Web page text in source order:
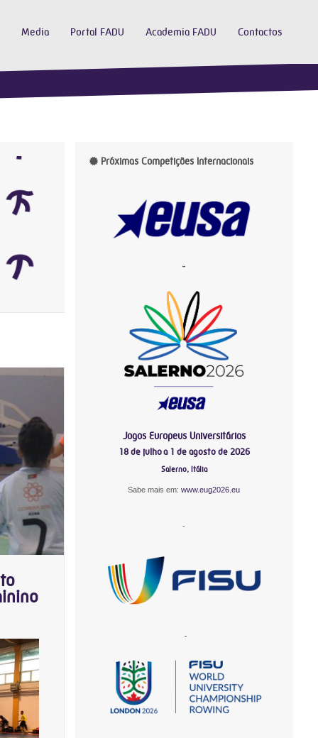
Media Portal FADU Academia FADU Contactos
Próximas Competições Internacionais
-
Jogos Europeus Universitários
18 de julho a 1 de agosto de 2026
Salerno, Itália
Sabe mais em:www.eug2026.eu
-
-